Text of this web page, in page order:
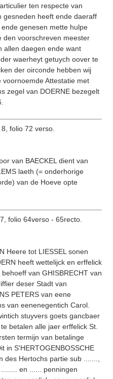
ten respecte van
gesneden heeft ende daeraff
genesen mette hulpe
den voorschreven meester
allen daegen ende want
waerheyt getuych oover te
der oirconde hebben wij
Attestatie met
zegel van DOERNE bezegelt
folio 72 verso.
van BAECKEL dient van
laeth (= onderhorige
van de Hoeve opte
folio 64verso - 65recto.
Heere tot LIESSEL sonen
heeft wettelijck en erffelick
van GHISBRECHT van
deser Stadt van
PETERS van eene
van eenenegentich Carol.
stuyvers goets gancbaer
betalen alle jaer erffelick St.
termijn van betalinge
in S'HERTOGENBOSSCHE
Hertochs partie sub .....­..,
en ...... penningen